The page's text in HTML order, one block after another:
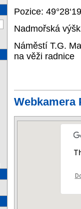
Pozice:
Nadmořská
Náměstí T.G.
na věži radnice
Webkamera